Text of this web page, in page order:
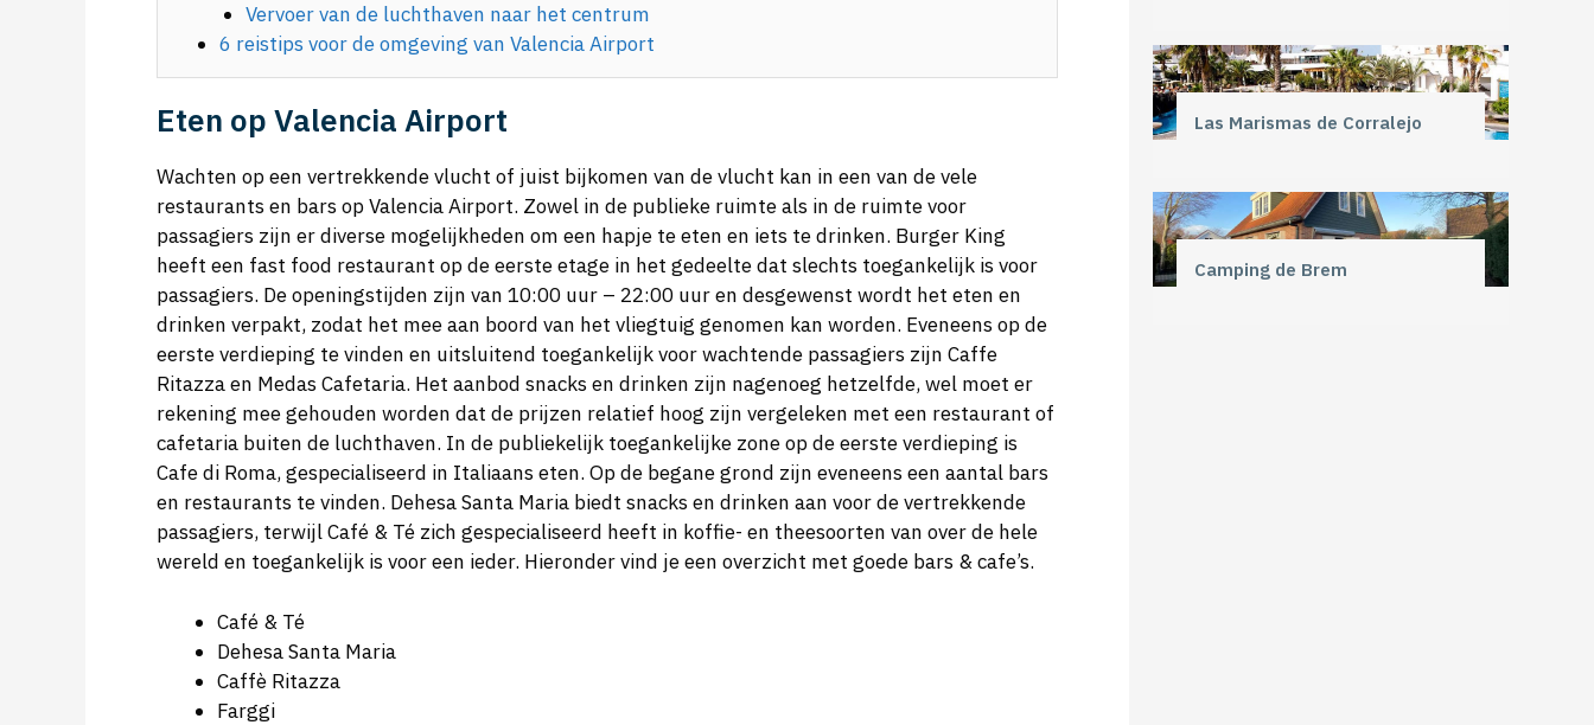
Vervoer van de luchthaven naar het centrum
6 reistips voor de omgeving van Valencia Airport
Eten op Valencia Airport
Wachten op een vertrekkende vlucht of juist bijkomen van de vlucht kan in een van de vele
restaurants en bars op Valencia Airport. Zowel in de publieke ruimte als in de ruimte voor
passagiers zijn er diverse mogelijkheden om een hapje te eten en iets te drinken. Burger King
heeft een fast food restaurant op de eerste etage in het gedeelte dat slechts toegankelijk is voor
passagiers. De openingstijden zijn van 10:00 uur – 22:00 uur en desgewenst wordt het eten en
drinken verpakt, zodat het mee aan boord van het vliegtuig genomen kan worden. Eveneens op de
eerste verdieping te vinden en uitsluitend toegankelijk voor wachtende passagiers zijn Caffe
Ritazza en Medas Cafetaria. Het aanbod snacks en drinken zijn nagenoeg hetzelfde, wel moet er
rekening mee gehouden worden dat de prijzen relatief hoog zijn vergeleken met een restaurant of
cafetaria buiten de luchthaven. In de publiekelijk toegankelijke zone op de eerste verdieping is
Cafe di Roma, gespecialiseerd in Italiaans eten. Op de begane grond zijn eveneens een aantal bars
en restaurants te vinden. Dehesa Santa Maria biedt snacks en drinken aan voor de vertrekkende
passagiers, terwijl Café & Té zich gespecialiseerd heeft in koffie- en theesoorten van over de hele
wereld en toegankelijk is voor een ieder. Hieronder vind je een overzicht met goede bars & cafe’s.
Café & Té
Dehesa Santa Maria
Caffè Ritazza
Farggi
Las Marismas de Corralejo
Camping de Brem